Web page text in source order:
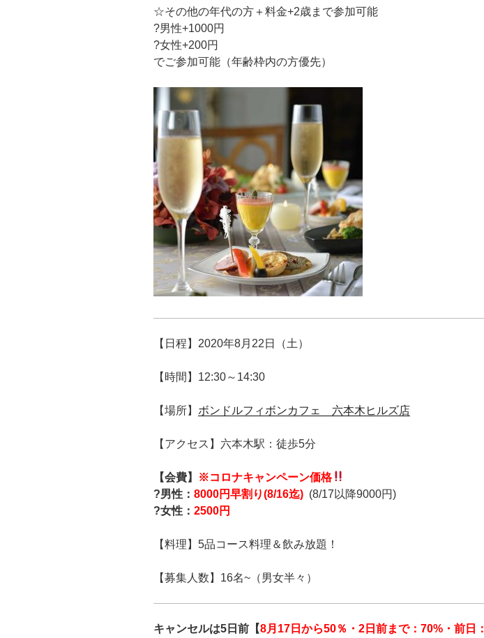
☆その他の年代の方＋料金+2歳まで参加可能
?男性+1000円
?女性+200円
でご参加可能（年齢枠内の方優先）
【日程】2020年8月22日（土）
【時間】12:30～14:30
【場所】 ボンドルフィボンカフェ 六本木ヒルズ店
【アクセス】六本木駅：徒歩5分
【会費】
※コロナキャンペーン価格
?男性： 8000円早割り(8/16迄) (8/17以降9000円)
?女性： 2500円
【料理】5品コース料理＆飲み放題！
【募集人数】16名~（男女半々）
キャンセルは5日前【8月17日から50％・2日前まで：70%・前日：